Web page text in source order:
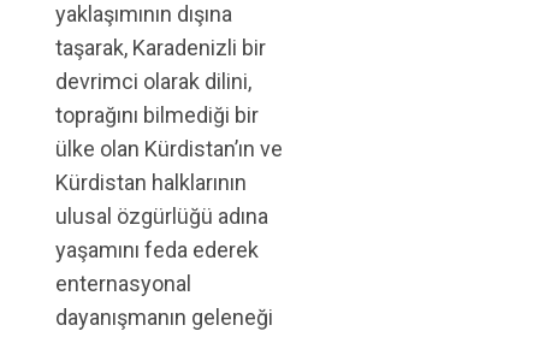
yaklaşımının dışına
taşarak, Karadenizli bir
devrimci olarak dilini,
toprağını bilmediği bir
ülke olan Kürdistan’ın ve
Kürdistan halklarının
ulusal özgürlüğü adına
yaşamını feda ederek
enternasyonal
dayanışmanın geleneği